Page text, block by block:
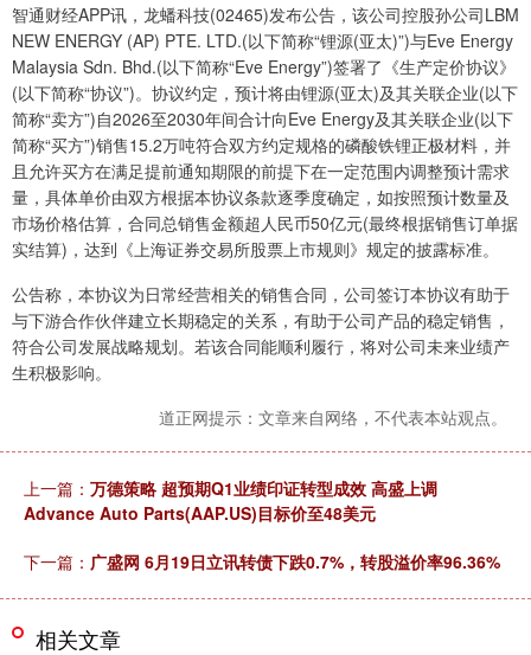
智通财经APP讯，龙蟠科技(02465)发布公告，该公司控股孙公司LBM
NEW ENERGY (AP) PTE. LTD.(以下简称“锂源(亚太)”)与Eve Energy
Malaysia Sdn. Bhd.(以下简称“Eve Energy”)签署了《生产定价协议》
(以下简称“协议”)。协议约定，预计将由锂源(亚太)及其关联企业(以下
简称“卖方”)自2026至2030年间合计向Eve Energy及其关联企业(以下
简称“买方”)销售15.2万吨符合双方约定规格的磷酸铁锂正极材料，并
且允许买方在满足提前通知期限的前提下在一定范围内调整预计需求
量，具体单价由双方根据本协议条款逐季度确定，如按照预计数量及
市场价格估算，合同总销售金额超人民币50亿元(最终根据销售订单据
实结算)，达到《上海证券交易所股票上市规则》规定的披露标准。
公告称，本协议为日常经营相关的销售合同，公司签订本协议有助于
与下游合作伙伴建立长期稳定的关系，有助于公司产品的稳定销售，
符合公司发展战略规划。若该合同能顺利履行，将对公司未来业绩产
生积极影响。
道正网提示：文章来自网络，不代表本站观点。
上一篇： 万德策略 超预期Q1业绩印证转型成效 高盛上调
Advance Auto Parts(AAP.US)目标价至48美元
下一篇： 广盛网 6月19日立讯转债下跌0.7%，转股溢价率96.36%
相关文章